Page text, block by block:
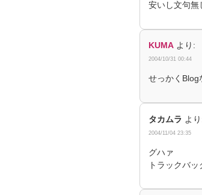
安いし文句無
KUMA より:
2004/10/31 00:44
せっかくBlog
タカムラ よ
2004/11/04 23:35
グハァ
トラックバ